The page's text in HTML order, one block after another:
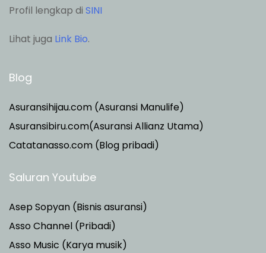
Profil lengkap di SINI
Lihat juga Link Bio.
Blog
Asuransihijau.com (Asuransi Manulife)
Asuransibiru.com(Asuransi Allianz Utama)
Catatanasso.com (Blog pribadi)
Saluran Youtube
Asep Sopyan (Bisnis asuransi)
Asso Channel (Pribadi)
Asso Music (Karya musik)